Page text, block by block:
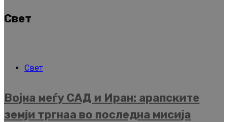
Свет
Свет
Војна меѓу САД и Иран: арапските
земји тргнаа во последна мисија